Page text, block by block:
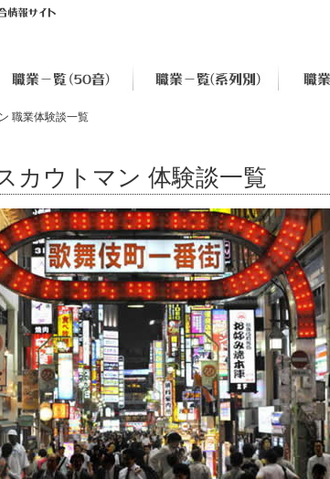
職業体験談一覧
カウトマン 体験談一覧